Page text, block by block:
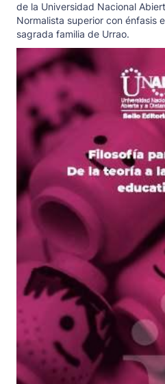
de la Universidad Nacional
Normalista superior con énfasis
sagrada familia de Urrao.